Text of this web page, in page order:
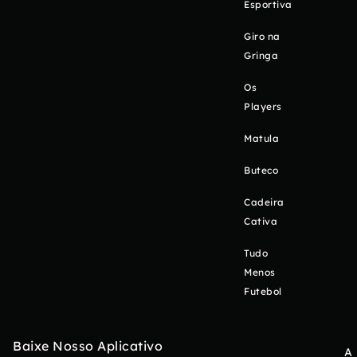
Esportiva
Giro na
Gringa
Os
Players
Matula
Buteco
Cadeira
Cativa
Tudo
Menos
Futebol
Baixe Nosso Aplicativo
A